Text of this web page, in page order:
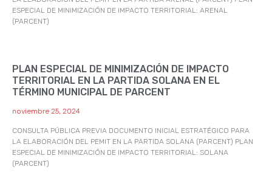
ESPECIAL DE MINIMIZACIÓN DE IMPACTO TERRITORIAL: ARENAL
(PARCENT)
PLAN ESPECIAL DE MINIMIZACIÓN DE IMPACTO
TERRITORIAL EN LA PARTIDA SOLANA EN EL
TÉRMINO MUNICIPAL DE PARCENT
noviembre 25, 2024
CONSULTA PÚBLICA PREVIA DOCUMENTO INICIAL ESTRATÉGICO PARA
LA ELABORACIÓN DEL PEMIT EN LA PARTIDA SOLANA (PARCENT) PLAN
ESPECIAL DE MINIMIZACIÓN DE IMPACTO TERRITORIAL: SOLANA
(PARCENT)